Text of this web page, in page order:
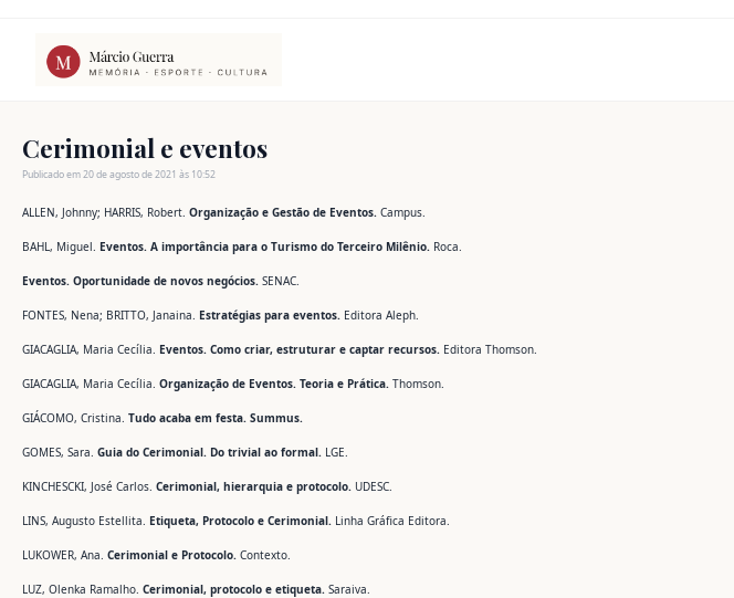
conteúdo
Cerimonial e eventos
Publicado em 20 de agosto de 2021 às 10:52
ALLEN, Johnny; HARRIS, Robert. Organização e Gestão de Eventos. Campus.
BAHL, Miguel. Eventos. A importância para o Turismo do Terceiro Milênio. Roca.
Eventos. Oportunidade de novos negócios. SENAC.
FONTES, Nena; BRITTO, Janaina. Estratégias para eventos. Editora Aleph.
GIACAGLIA, Maria Cecília. Eventos. Como criar, estruturar e captar recursos. Editora Thomson.
GIACAGLIA, Maria Cecília. Organização de Eventos. Teoria e Prática. Thomson.
GIÁCOMO, Cristina. Tudo acaba em festa. Summus.
GOMES, Sara. Guia do Cerimonial. Do trivial ao formal. LGE.
KINCHESCKI, José Carlos. Cerimonial, hierarquia e protocolo. UDESC.
LINS, Augusto Estellita. Etiqueta, Protocolo e Cerimonial. Linha Gráfica Editora.
LUKOWER, Ana. Cerimonial e Protocolo. Contexto.
LUZ, Olenka Ramalho. Cerimonial, protocolo e etiqueta. Saraiva.